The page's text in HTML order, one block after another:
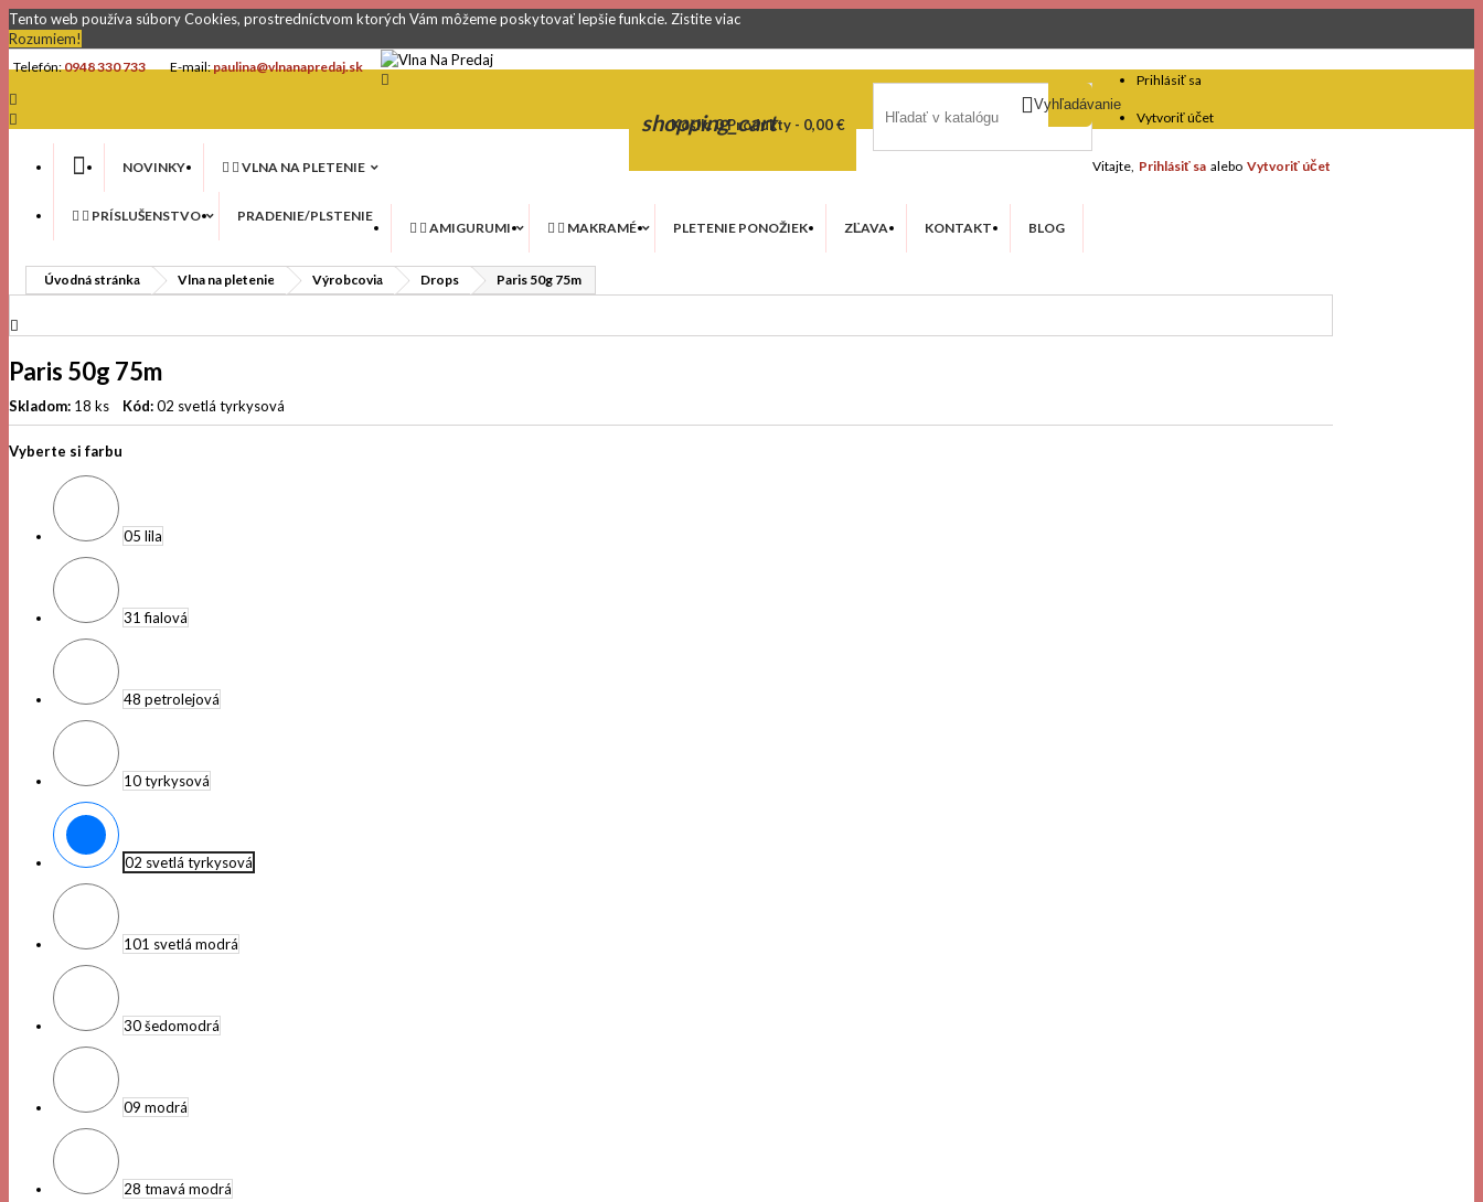
Tento web používa súbory Cookies, prostredníctvom ktorých Vám môžeme poskytovať lepšie funkcie. Zistite viac
Rozumiem!
Telefón:0948 330 733 E-mail:paulina@vlnanapredaj.sk
Prihlásiť sa
Vytvoriť účet
Vitajte, Prihlásiť sa alebo Vytvoriť účet
Vyhľadávanie
shopping_cart
Košík:0Produkty - 0,00 €



NOVINKY   VLNA NA PLETENIE
  PRÍSLUŠENSTVO PRADENIE/PLSTENIE
  AMIGURUMI   MAKRAMÉ PLETENIE PONOŽIEK ZĽAVA KONTAKT BLOG
Úvodná stránka Vlna na pletenie Výrobcovia Drops Paris 50g 75m

Paris 50g 75m
Skladom: 18 ks Kód:02 svetlá tyrkysová
Vyberte si farbu
05 lila
31 fialová
48 petrolejová
10 tyrkysová
02 svetlá tyrkysová
101 svetlá modrá
30 šedomodrá
09 modrá
28 tmavá modrá